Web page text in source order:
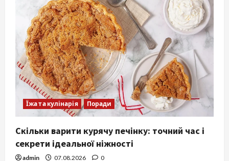
Їжа та кулінарія Поради
Скільки варити курячу печінку: точний час і
секрети ідеальної ніжності
admin 07.08.2026 0